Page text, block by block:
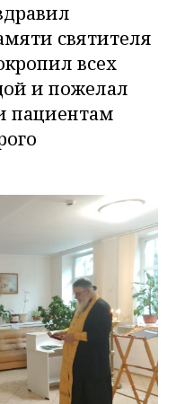
святителя
всех
и пожелал
пациентам